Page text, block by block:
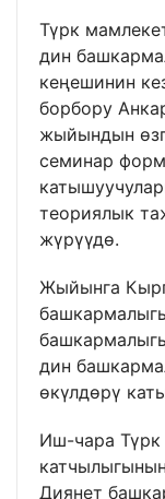
Түрк
дин
кеңешинин
борбору
жыйындын
семинар
теориялык
жүрүүдө.
Жыйынга
дин
өкүлдөрү
Иш-чара
Диянет